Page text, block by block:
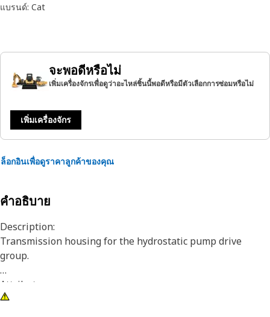
แบรนด์: Cat
จะพอดีหรือไม่
เพิ่มเครื่องจักรเพื่อดูว่าอะไหล่ชิ้นนี้พอดีหรือมีตัวเลือกการซ่อมหรือไม่
เพิ่มเครื่องจักร
ล็อกอินเพื่อดูราคาลูกค้าของคุณ
คำอธิบาย
Description:
Transmission housing for the hydrostatic pump drive
group.
Attributes:
Transmission housing for heavy duty use